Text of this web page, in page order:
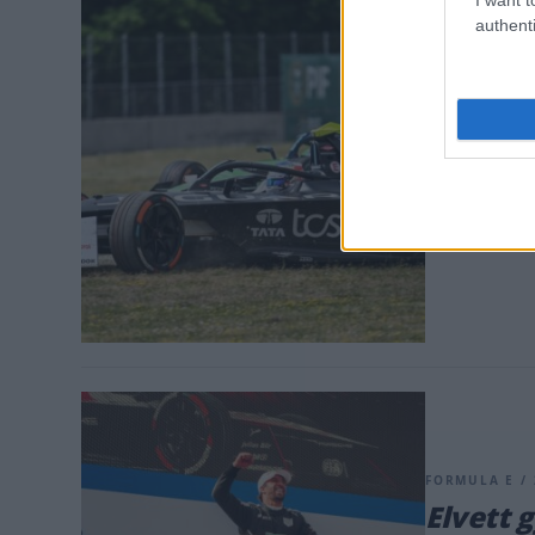
FORMULA E
el a
a Formula
FORMULA E /
Elvett